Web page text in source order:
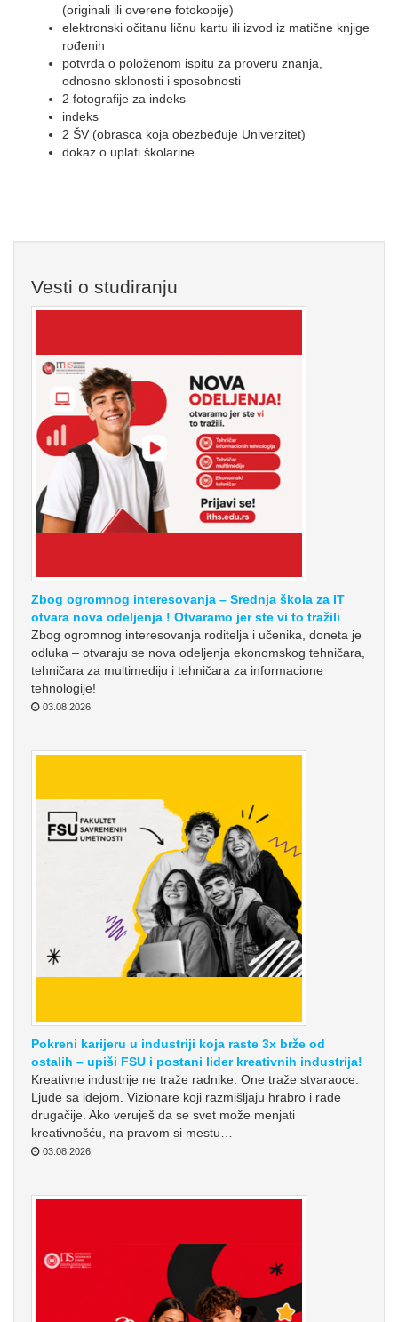
(originali ili overene fotokopije)
elektronski očitanu ličnu kartu ili izvod iz matične knjige
rođenih
potvrda o položenom ispitu za proveru znanja,
odnosno sklonosti i sposobnosti
2 fotografije za indeks
indeks
2 ŠV (obrasca koja obezbeđuje Univerzitet)
dokaz o uplati školarine.
Vesti o studiranju
Zbog ogromnog interesovanja – Srednja škola za IT
otvara nova odeljenja ! Otvaramo jer ste vi to tražili
Zbog ogromnog interesovanja roditelja i učenika, doneta je
odluka – otvaraju se nova odeljenja ekonomskog tehničara,
tehničara za multimediju i tehničara za informacione
tehnologije!
03.08.2026
Pokreni karijeru u industriji koja raste 3x brže od
ostalih – upiši FSU i postani lider kreativnih industrija!
Kreativne industrije ne traže radnike. One traže stvaraoce.
Ljude sa idejom. Vizionare koji razmišljaju hrabro i rade
drugačije. Ako veruješ da se svet može menjati
kreativnošću, na pravom si mestu…
03.08.2026